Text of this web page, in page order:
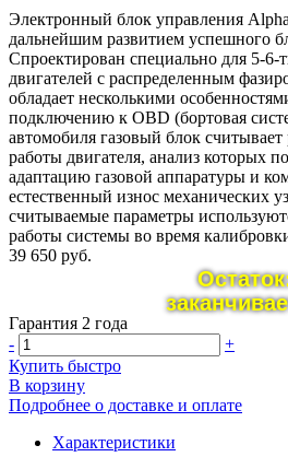
Электронный блок управления
дальнейшим развитием успешного
Спроектирован специально для 5-
двигателей с распределенным
обладает несколькими
подключению к OBD (бортовая
автомобиля газовый блок
работы двигателя, анализ которых
адаптацию газовой аппаратуры и
естественный износ механических
считываемые параметры
работы системы во время
39 650 руб.
Гарантия 2 года
-
+
Купить быстро
В корзину
Подробнее о доставке и оплате
Характеристики